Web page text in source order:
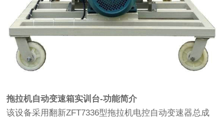
拖拉机自动变速箱实训台-功能简介
该设备采用翻新ZFT7336型拖拉机电控自动变速器总成